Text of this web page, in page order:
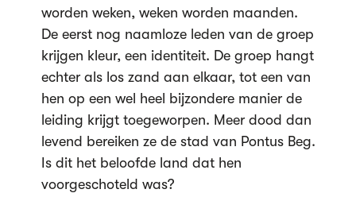
worden weken, weken worden maanden.
De eerst nog naamloze leden van de groep
krijgen kleur, een identiteit. De groep hangt
echter als los zand aan elkaar, tot een van
hen op een wel heel bijzondere manier de
leiding krijgt toegeworpen. Meer dood dan
levend bereiken ze de stad van Pontus Beg.
Is dit het beloofde land dat hen
voorgeschoteld was?